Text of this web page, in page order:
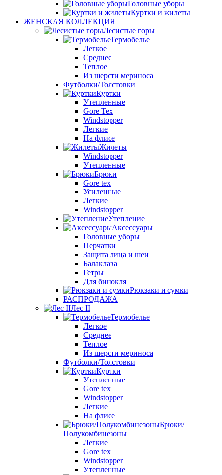
Головные уборы
Куртки и жилеты
ЖЕНСКАЯ КОЛЛЕКЦИЯ
Лесистые горы
Термобелье
Легкое
Среднее
Теплое
Из шерсти мериноса
Футболки/Толстовки
Куртки
Утепленные
Gore Tex
Windstopper
Легкие
На флисе
Жилеты
Windstopper
Утепленные
Брюки
Gore tex
Усиленные
Легкие
Windstopper
Утепление
Аксессуары
Головные уборы
Перчатки
Защита лица и шеи
Балаклава
Гетры
Для бинокля
Рюкзаки и сумки
РАСПРОДАЖА
Лес II
Термобелье
Легкое
Среднее
Теплое
Из шерсти мериноса
Футболки/Толстовки
Куртки
Утепленные
Gore tex
Windstopper
Легкие
На флисе
Брюки/
Полукомбинезоны
Легкие
Gore tex
Windstopper
Утепленные